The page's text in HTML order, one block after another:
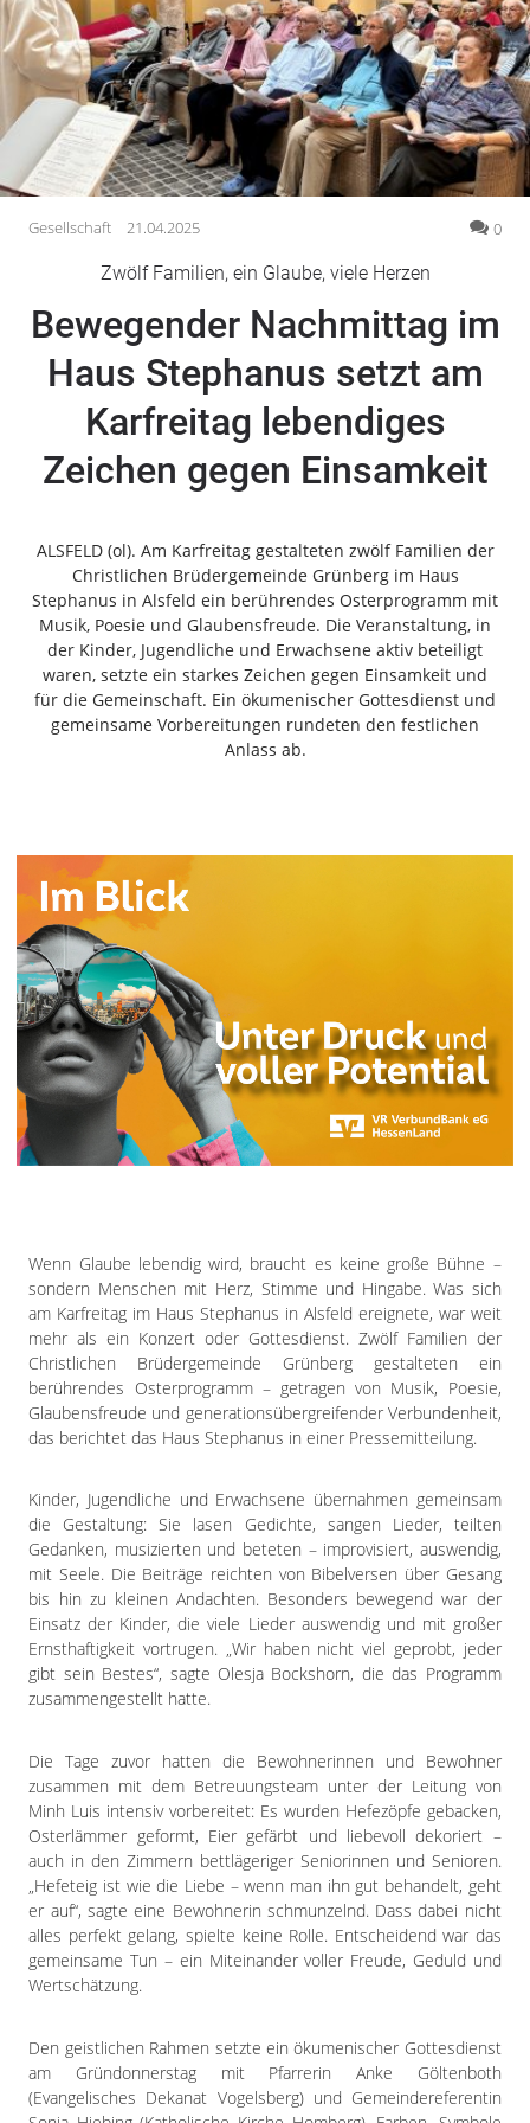
Gesundheit
Kultur
Lifestyle
Wirtschaft
Vogelsberg
Alsfeld
Romrod
Homberg
Ohm
Schotten
Schlitz
Antrifttal
Freiensteinau
Gemünden
Grebenau
Grebenhain
Herbstein
Kirtorf
Wartenberg
Schwalm
Fulda
Gießen
Impressum
Datenschutzerklärung
Gesellschaft 21.04.2025 0
Zwölf Familien, ein Glaube, viele Herzen
Bewegender Nachmittag im
Haus Stephanus setzt am
Karfreitag lebendiges
Zeichen gegen Einsamkeit
ALSFELD (ol). Am Karfreitag gestalteten zwölf Familien der
Christlichen Brüdergemeinde Grünberg im Haus
Stephanus in Alsfeld ein berührendes Osterprogramm mit
Musik, Poesie und Glaubensfreude. Die Veranstaltung, in
der Kinder, Jugendliche und Erwachsene aktiv beteiligt
waren, setzte ein starkes Zeichen gegen Einsamkeit und
für die Gemeinschaft. Ein ökumenischer Gottesdienst und
gemeinsame Vorbereitungen rundeten den festlichen
Anlass ab.
Wenn Glaube lebendig wird, braucht es keine große Bühne –
sondern Menschen mit Herz, Stimme und Hingabe. Was sich
am Karfreitag im Haus Stephanus in Alsfeld ereignete, war weit
mehr als ein Konzert oder Gottesdienst. Zwölf Familien der
Christlichen Brüdergemeinde Grünberg gestalteten ein
berührendes Osterprogramm – getragen von Musik, Poesie,
Glaubensfreude und generationsübergreifender Verbundenheit,
das berichtet das Haus Stephanus in einer Pressemitteilung.
Kinder, Jugendliche und Erwachsene übernahmen gemeinsam
die Gestaltung: Sie lasen Gedichte, sangen Lieder, teilten
Gedanken, musizierten und beteten – improvisiert, auswendig,
mit Seele. Die Beiträge reichten von Bibelversen über Gesang
bis hin zu kleinen Andachten. Besonders bewegend war der
Einsatz der Kinder, die viele Lieder auswendig und mit großer
Ernsthaftigkeit vortrugen. „Wir haben nicht viel geprobt, jeder
gibt sein Bestes“, sagte Olesja Bockshorn, die das Programm
zusammengestellt hatte.
Die Tage zuvor hatten die Bewohnerinnen und Bewohner
zusammen mit dem Betreuungsteam unter der Leitung von
Minh Luis intensiv vorbereitet: Es wurden Hefezöpfe gebacken,
Osterlämmer geformt, Eier gefärbt und liebevoll dekoriert –
auch in den Zimmern bettlägeriger Seniorinnen und Senioren.
„Hefeteig ist wie die Liebe – wenn man ihn gut behandelt, geht
er auf“, sagte eine Bewohnerin schmunzelnd. Dass dabei nicht
alles perfekt gelang, spielte keine Rolle. Entscheidend war das
gemeinsame Tun – ein Miteinander voller Freude, Geduld und
Wertschätzung.
Den geistlichen Rahmen setzte ein ökumenischer Gottesdienst
am Gründonnerstag mit Pfarrerin Anke Göltenboth
(Evangelisches Dekanat Vogelsberg) und Gemeindereferentin